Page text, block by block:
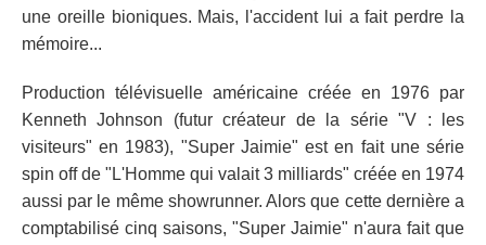
une oreille bioniques. Mais, l'accident lui a fait perdre la
mémoire...
Production télévisuelle américaine créée en 1976 par
Kenneth Johnson (futur créateur de la série "V : les
visiteurs" en 1983), "Super Jaimie" est en fait une série
spin off de "L'Homme qui valait 3 milliards" créée en 1974
aussi par le même showrunner. Alors que cette dernière a
comptabilisé cinq saisons, "Super Jaimie" n'aura fait que